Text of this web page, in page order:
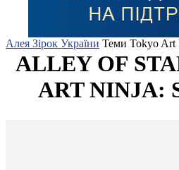
Алея Зірок України Теми Tokyo Art
ALLEY OF
ART NINJA: